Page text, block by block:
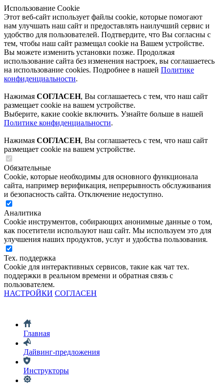
Использование Cookie
Этот веб-сайт использует файлы cookie, которые помогают
нам улучшать наш сайт и предоставлять наилучший сервис и
удобство для пользователей. Подтвердите, что Вы согласны с
тем, чтобы наш сайт размещал cookie на Вашем устройстве.
Вы можете изменить установки позже. Продолжая
использование сайта без изменения настроек, вы соглашаетесь
на использование cookies. Подробнее в нашей Политике
конфиденциальности.
Нажимая СОГЛАСЕН, Вы соглашаетесь с тем, что наш сайт
размещает cookie на вашем устройстве.
Выберите, какие cookie включить. Узнайте больше в нашей
Политике конфиденциальности.
Нажимая СОГЛАСЕН, Вы соглашаетесь с тем, что наш сайт
размещает cookie на вашем устройстве.
Обязательные
Cookie, которые необходимы для основного функционала
сайта, например верификация, непрерывность обслуживания
и безопасность сайта. Отключение недоступно.
Аналитика
Cookie инструментов, собирающих анонимные данные о том,
как посетители используют наш сайт. Мы используем это для
улучшения наших продуктов, услуг и удобства пользования.
Тех. поддержка
Cookie для интерактивных сервисов, такие как чат тех.
поддержки в реальном времени и обратная связь с
пользователем.
НАСТРОЙКИ СОГЛАСЕН
Главная
Дайвинг-предложения
Инструкторы